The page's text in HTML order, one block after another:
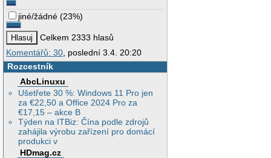
jiné/žádné (23%)
Celkem 2333 hlasů
Komentářů: 30, poslední 3.4. 20:20
Rozcestník
AbcLinuxu
Ušetřete 30 %: Windows 11 Pro jen
za €22,50 a Office 2024 Pro za
€17,15 – akce B
Týden na ITBiz: Čína podle zdrojů
zahájila výrobu zařízení pro domácí
produkci v
HDmag.cz